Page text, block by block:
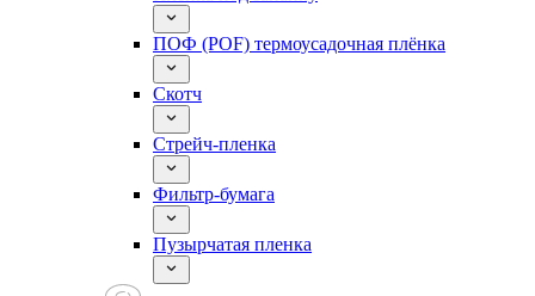
ПОФ (POF) термоусадочная плёнка
Скотч
Стрейч-пленка
Фильтр-бумага
Пузырчатая пленка